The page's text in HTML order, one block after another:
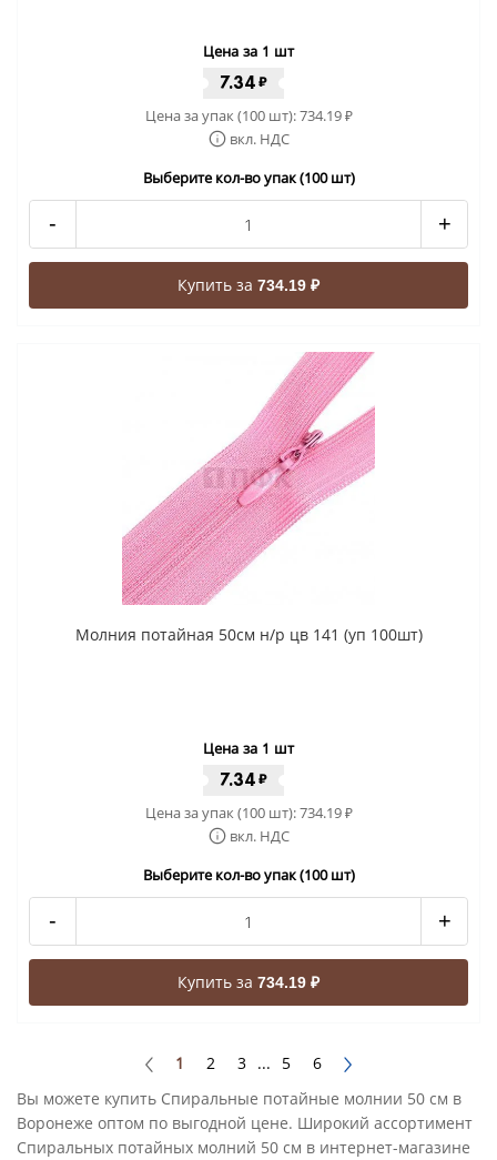
Цена за 1 шт
7.34 ₽
Цена за упак (100 шт):734.19₽
вкл. НДС
Выберите кол-во упак (100 шт)
- +
Купить за 734.19 ₽
Молния потайная 50см н/р цв 141 (уп 100шт)
Цена за 1 шт
7.34 ₽
Цена за упак (100 шт):734.19₽
вкл. НДС
Выберите кол-во упак (100 шт)
- +
Купить за 734.19 ₽
1 2 3 ... 5
6
Вы можете купить Спиральные потайные молнии 50 см в
Воронеже оптом по выгодной цене. Широкий ассортимент
Спиральных потайных молний 50 см в интернет-магазине